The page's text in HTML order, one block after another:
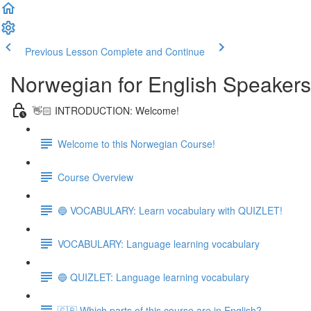
Previous Lesson Complete and Continue
Norwegian for English
👋🏻 INTRODUCTION: Welcome!
Welcome to this Norwegian Course!
Course Overview
🔵 VOCABULARY: Learn vocabulary with QUIZLET!
VOCABULARY: Language learning vocabulary
🔵 QUIZLET: Language learning vocabulary